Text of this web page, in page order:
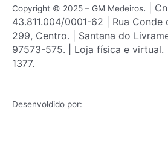
m
Copyright © 2025 – GM Medeiros. |
43.811.004/0001-62 | Rua Conde
299, Centro. | Santana do
97573-575. | Loja física e virtual.
1377.
Desenvoldido por: